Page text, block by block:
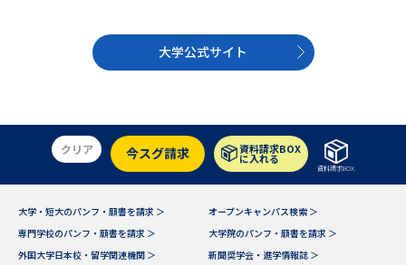
学問発見 学問検索
大学で学びたい学問発見
大学公式サイト
クリア 今スグ請求 資料請求BOX
に入れる
資料請求BOX
大学・短大のパンフ・願書を請求 ＞
オープンキャンパス検索 ＞
専門学校のパンフ・願書を請求 ＞
大学院のパンフ・願書を請求 ＞
外国大学日本校・留学関連機関 ＞
新聞奨学会・進学情報誌 ＞